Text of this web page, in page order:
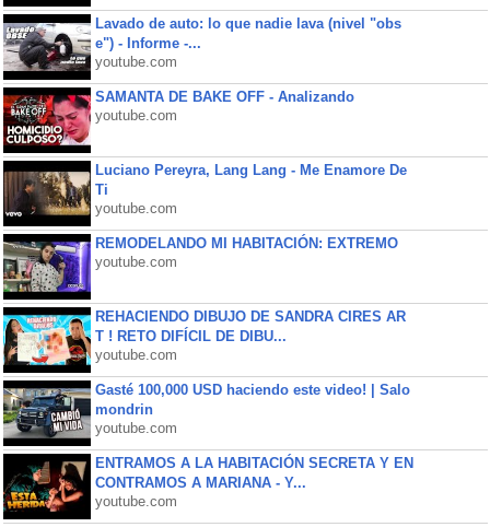
Lavado de auto: lo que nadie lava (nivel "obs
e") - Informe -...
youtube.com
SAMANTA DE BAKE OFF - Analizando
youtube.com
Luciano Pereyra, Lang Lang - Me Enamore De
Ti
youtube.com
REMODELANDO MI HABITACIÓN: EXTREMO
youtube.com
REHACIENDO DIBUJO DE SANDRA CIRES AR
T ! RETO DIFÍCIL DE DIBU...
youtube.com
Gasté 100,000 USD haciendo este video! | Salo
mondrin
youtube.com
ENTRAMOS A LA HABITACIÓN SECRETA Y EN
CONTRAMOS A MARIANA - Y...
youtube.com